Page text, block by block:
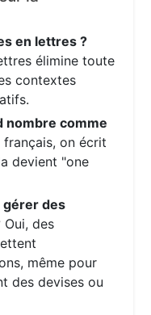
en lettres ?
élimine toute
contextes
nombre comme
français, on écrit
devient "one
des
Oui, des
même pour
des devises ou